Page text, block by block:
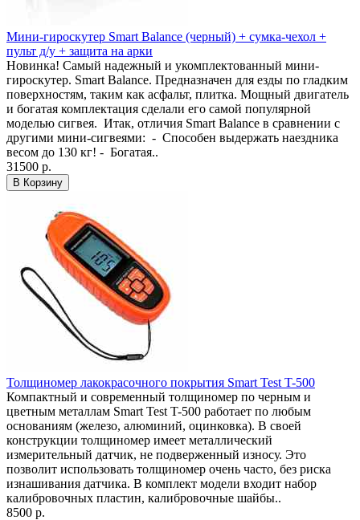
Мини-гироскутер Smart Balance (черный) + сумка-чехол +
пульт д/у + защита на арки
Новинка! Самый надежный и укомплектованный мини-
гироскутер. Smart Balance. Предназначен для езды по гладким
поверхностям, таким как асфальт, плитка. Мощный двигатель
и богатая комплектация сделали его самой популярной
моделью сигвея. Итак, отличия Smart Balance в сравнении с
другими мини-сигвеями: - Способен выдержать наездника
весом до 130 кг! - Богатая..
31500 р.
В Корзину
Толщиномер лакокрасочного покрытия Smart Test T-500
Компактный и современный толщиномер по черным и
цветным металлам Smart Test T-500 работает по любым
основаниям (железо, алюминий, оцинковка). В своей
конструкции толщиномер имеет металлический
измерительный датчик, не подверженный износу. Это
позволит использовать толщиномер очень часто, без риска
изнашивания датчика. В комплект модели входит набор
калибровочных пластин, калибровочные шайбы..
8500 р.